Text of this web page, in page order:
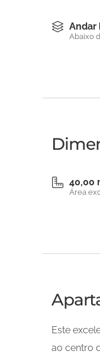
Andar
Abaixo
40,00
Área
Este
ao centro